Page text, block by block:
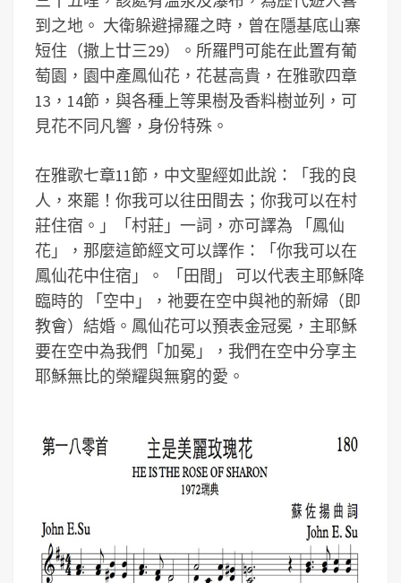
到之地。 大衛躲避掃羅之時，曾在隱基底山寨
短住（撒上廿三29）。所羅門可能在此置有葡
萄園，園中產鳳仙花，花甚高貴，在雅歌四章
13，14節，與各種上等果樹及香料樹並列，可
見花不同凡響，身份特殊。
在雅歌七章11節，中文聖經如此說：「我的良
人，來罷！你我可以往田間去；你我可以在村
莊住宿。」「村莊」一詞，亦可譯為 「鳳仙
花」，那麼這節經文可以譯作：「你我可以在
鳳仙花中住宿」。 「田間」 可以代表主耶穌降
臨時的 「空中」，祂要在空中與祂的新婦（即
教會）結婚。鳳仙花可以預表金冠冕，主耶穌
要在空中為我們「加冕」，我們在空中分享主
耶穌無比的榮耀與無窮的愛。